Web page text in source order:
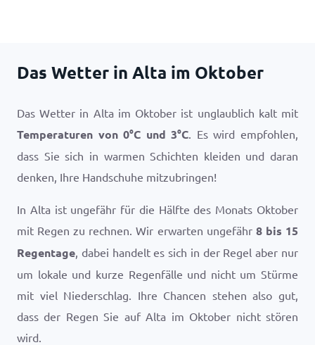
Das Wetter in Alta im Oktober
Das Wetter in Alta im Oktober ist unglaublich kalt mit
Temperaturen von0°C und3°C. Es wird empfohlen,
dass Sie sich in warmen Schichten kleiden und daran
denken, Ihre Handschuhe mitzubringen!
In Alta ist ungefähr für die Hälfte des Monats Oktober
mit Regen zu rechnen. Wir erwarten ungefähr 8 bis 15
Regentage, dabei handelt es sich in der Regel aber nur
um lokale und kurze Regenfälle und nicht um Stürme
mit viel Niederschlag. Ihre Chancen stehen also gut,
dass der Regen Sie auf Alta im Oktober nicht stören
wird.